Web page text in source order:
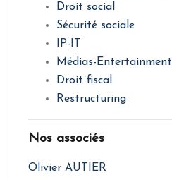
Droit social
Sécurité sociale
IP-IT
Médias-Entertainment
Droit fiscal
Restructuring
Nos associés
Olivier AUTIER